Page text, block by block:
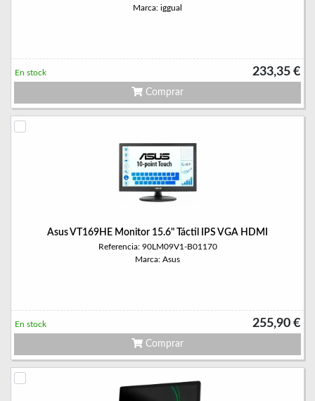
Marca: iggual
233,35 €
En stock
Comprar
Asus VT169HE Monitor 15.6" Táctil IPS VGA HDMI
Referencia: 90LM09V1-B01170
Marca: Asus
255,90 €
En stock
Comprar